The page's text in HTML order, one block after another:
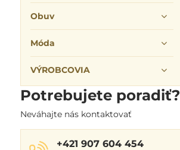
Obuv
Móda
VÝROBCOVIA
Potrebujete poradiť?
Neváhajte nás kontaktovať
+421 907 604 454